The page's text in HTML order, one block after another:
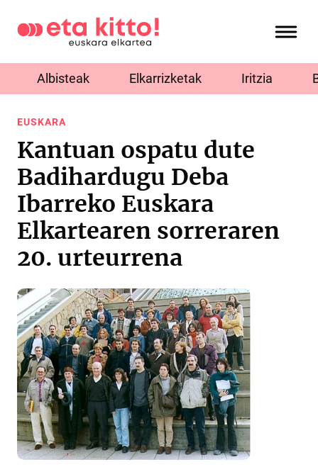
Albisteak Elkarrizketak Iritzia
EUSKARA
Kantuan ospatu dute
Badihardugu Deba
Ibarreko Euskara
Elkartearen sorreraren
20. urteurrena